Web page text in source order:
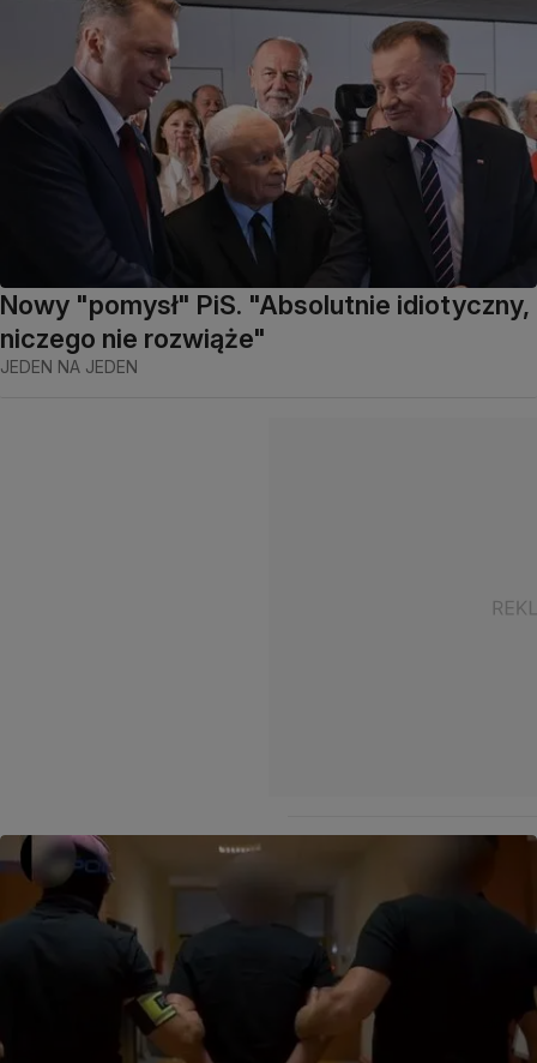
Nowy "pomysł" PiS. "Absolutnie idiotyczny,
niczego nie rozwiąże"
JEDEN NA JEDEN